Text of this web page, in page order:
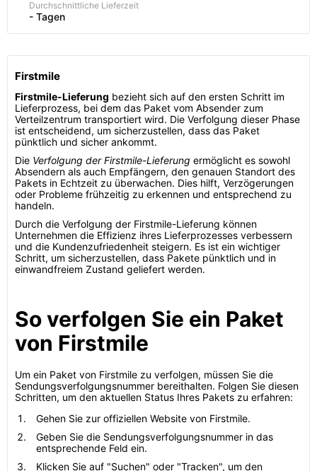
Durchschnittliche Lieferzeit
- Tagen
Firstmile
Firstmile-Lieferung bezieht sich auf den ersten Schritt im
Lieferprozess, bei dem das Paket vom Absender zum
Verteilzentrum transportiert wird. Die Verfolgung dieser Phase
ist entscheidend, um sicherzustellen, dass das Paket
pünktlich und sicher ankommt.
Die Verfolgung der Firstmile-Lieferung ermöglicht es sowohl
Absendern als auch Empfängern, den genauen Standort des
Pakets in Echtzeit zu überwachen. Dies hilft, Verzögerungen
oder Probleme frühzeitig zu erkennen und entsprechend zu
handeln.
Durch die Verfolgung der Firstmile-Lieferung können
Unternehmen die Effizienz ihres Lieferprozesses verbessern
und die Kundenzufriedenheit steigern. Es ist ein wichtiger
Schritt, um sicherzustellen, dass Pakete pünktlich und in
einwandfreiem Zustand geliefert werden.
So verfolgen Sie ein Paket
von Firstmile
Um ein Paket von Firstmile zu verfolgen, müssen Sie die
Sendungsverfolgungsnummer bereithalten. Folgen Sie diesen
Schritten, um den aktuellen Status Ihres Pakets zu erfahren:
Gehen Sie zur offiziellen Website von Firstmile.
Geben Sie die Sendungsverfolgungsnummer in das
entsprechende Feld ein.
Klicken Sie auf "Suchen" oder "Tracken", um den